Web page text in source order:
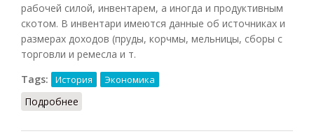
рабочей силой, инвентарем, а иногда и продуктивным
скотом. В инвентари имеются данные об источниках и
размерах доходов (пруды, корчмы, мельницы, сборы с
торговли и ремесла и т.
Tags:
История Экономика
Подробнее